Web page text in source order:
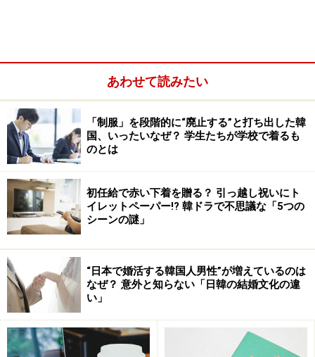
行く機会がないので参加しました。現地で歴史に向き合
いたいと思いました」と参加理由を話してくれた。
参加者の多くが小説で描かれた民主化運動についてもっ
と知りたいという思いで今回の旅を決めた人たちだ。実
際に光州5.18民主化運動当時を知る解説士と日本語通訳
士も同行し、2日間かけて小説ゆかりの地を共に巡っ
た。
国立5.18民主墓地には、登場人物のモデルになった少年の墓
ハン・ガン作家が歩いた道、そして日韓交
流
初日、まず訪れたのは国立5.18民主墓地
だ。ここは5.18
あわせて読みたい
「制服」を段階的に“廃止する”と打ち出した韓
国、いったいなぜ？ 学生たちが学校で着るも
のとは
初任給で赤い下着を贈る？ 引っ越し祝いにト
イレットペーパー!? 韓ドラで不思議な「5つの
シーンの謎」
“日本で婚活する韓国人男性”が増えているのは
なぜ？ 意外と知らない「日韓の結婚文化の違
い」